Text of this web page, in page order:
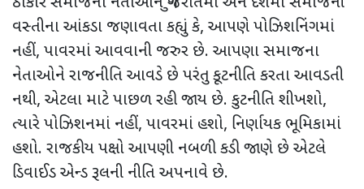
વસ્તીના આંકડા જણાવતા કહ્યું કે, આપણે પોઝિશનિંગમાં
નહીં, પાવરમાં આવવાની જરુર છે. આપણા સમાજના
નેતાઓને રાજનીતિ આવડે છે પરંતુ કૂટનીતિ કરતા આવડતી
નથી, એટલા માટે પાછળ રહી જાય છે. કુટનીતિ શીખશો,
ત્યારે પોઝિશનમાં નહીં, પાવરમાં હશો, નિર્ણાયક ભૂમિકામાં
હશો. રાજકીય પક્ષો આપણી નબળી કડી જાણે છે એટલે
ડિવાઈડ એન્ડ રૂલની નીતિ અપનાવે છે.